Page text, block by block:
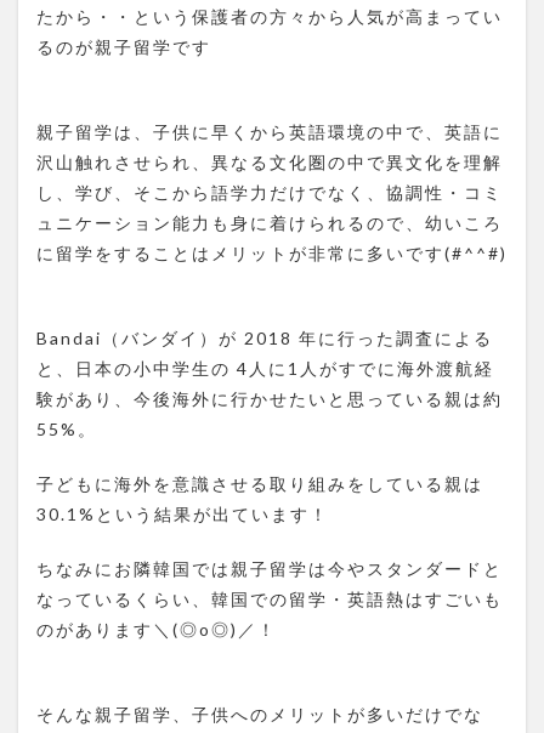
たから・・という保護者の方々から人気が高まってい
るのが親子留学です
親子留学は、子供に早くから英語環境の中で、英語に
沢山触れさせられ、異なる文化圏の中で異文化を理解
し、学び、そこから語学力だけでなく、協調性・コミ
ュニケーション能力も身に着けられるので、幼いころ
に留学をすることはメリットが非常に多いです(#^^#)
Bandai（バンダイ）が 2018 年に行った調査による
と、日本の小中学生の 4人に1人がすでに海外渡航経
験があり、今後海外に行かせたいと思っている親は約
55%。
子どもに海外を意識させる取り組みをしている親は
30.1%という結果が出ています！
ちなみにお隣韓国では親子留学は今やスタンダードと
なっているくらい、韓国での留学・英語熱はすごいも
のがあります＼(◎o◎)／！
そんな親子留学、子供へのメリットが多いだけでな